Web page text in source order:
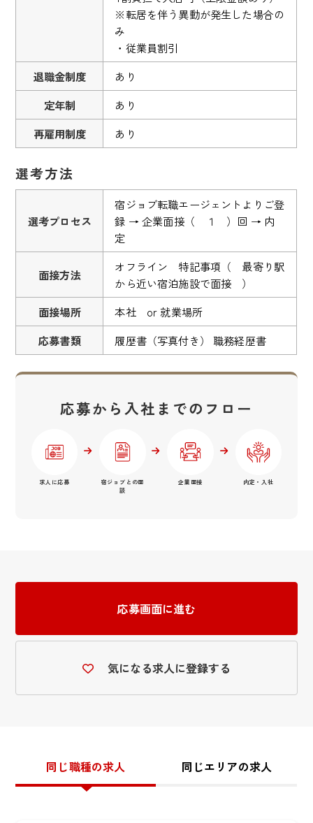
※転居を伴う異動が発生した場合の
み
・従業員割引
退職金制度
あり
定年制
あり
再雇用制度
あり
選考方法
選考プロセス
宿ジョブ転職エージェントよりご登
録 → 企業面接（ １ ）回 → 内
定
面接方法
オフライン 特記事項（ 最寄り駅
から近い宿泊施設で面接 ）
面接場所
本社 or 就業場所
応募書類
履歴書（写真付き） 職務経歴書
応募から入社までのフロー
求人に応募
宿ジョブとの面
談
企業面接 内定・入社
応募画面に進む
気になる求人に登録する
同じ職種の求人 同じエリアの求人